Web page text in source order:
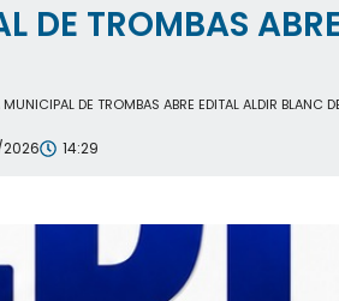
DE TROMBAS
MUNICIPAL DE TROMBAS ABRE EDITAL ALDIR
14:29